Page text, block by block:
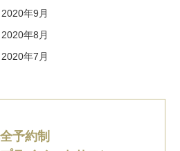
2020年9月
2020年8月
2020年7月
予約制